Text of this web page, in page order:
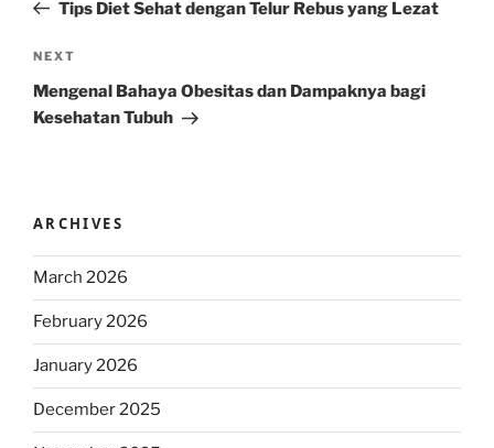
Tips Diet Sehat dengan Telur Rebus yang Lezat
Next
Post
NEXT
Mengenal Bahaya Obesitas dan Dampaknya bagi
Kesehatan Tubuh
ARCHIVES
March 2026
February 2026
January 2026
December 2025